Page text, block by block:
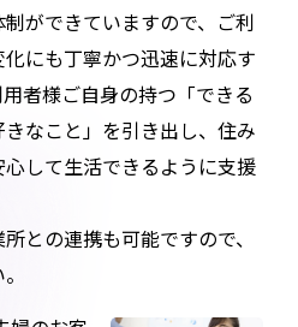
ができていますので、ご利
にも丁寧かつ迅速に対応す
者様ご自身の持つ「できる
なこと」を引き出し、住み
して生活できるように支援
との連携も可能ですので、